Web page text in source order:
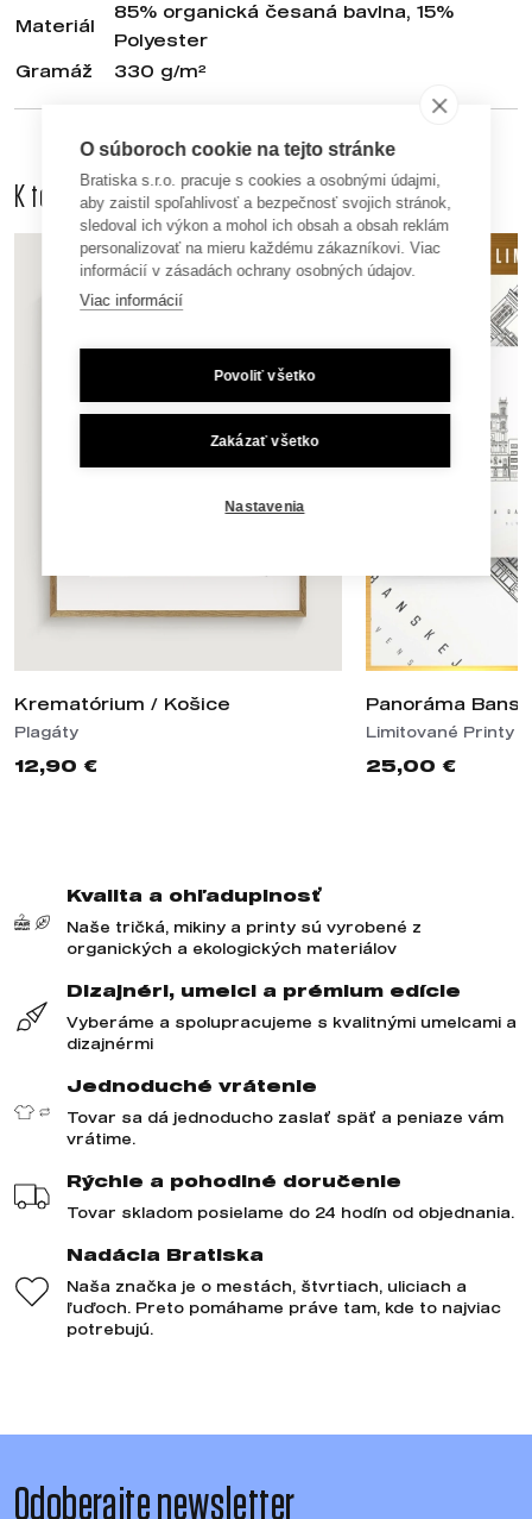
Materiál
85% organická česaná bavlna, 15%
Polyester
Gramáž
330 g/m²
K tomuto produktu odporúčame dokúpiť aj
Krematórium / Košice
Plagáty
12,90 €
Panoráma
Limitované Printy
25,00 €
Kvalita a ohľaduplnosť
Naše tričká, mikiny a printy sú vyrobené z
organických a ekologických materiálov
Dizajnéri, umelci a prémium edície
Vyberáme a spolupracujeme s kvalitnými umelcami a
dizajnérmi
Jednoduché vrátenie
Tovar sa dá jednoducho zaslať späť a peniaze vám
vrátime.
Rýchle a pohodlné doručenie
Tovar skladom posielame do 24 hodín od objednania.
Nadácia Bratiska
Naša značka je o mestách, štvrtiach, uliciach a
ľuďoch. Preto pomáhame práve tam, kde to najviac
potrebujú.
Odoberajte newsletter
O súboroch cookie na tejto stránke
Bratiska s.r.o. pracuje s cookies a osobnými údajmi,
aby zaistil spoľahlivosť a bezpečnosť svojich stránok,
sledoval ich výkon a mohol ich obsah a obsah reklám
personalizovať na mieru každému zákazníkovi. Viac
informácií v zásadách ochrany osobných údajov.
Viac informácií
Povoliť všetko
Zakázať všetko
Nastavenia